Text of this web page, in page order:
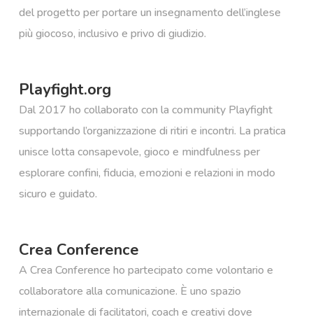
del progetto per portare un insegnamento dell’inglese
più giocoso, inclusivo e privo di giudizio.
Playfight.org
Dal 2017 ho collaborato con la community Playfight
supportando l’organizzazione di ritiri e incontri. La pratica
unisce lotta consapevole, gioco e mindfulness per
esplorare confini, fiducia, emozioni e relazioni in modo
sicuro e guidato.
Crea Conference
A Crea Conference ho partecipato come volontario e
collaboratore alla comunicazione. È uno spazio
internazionale di facilitatori, coach e creativi dove